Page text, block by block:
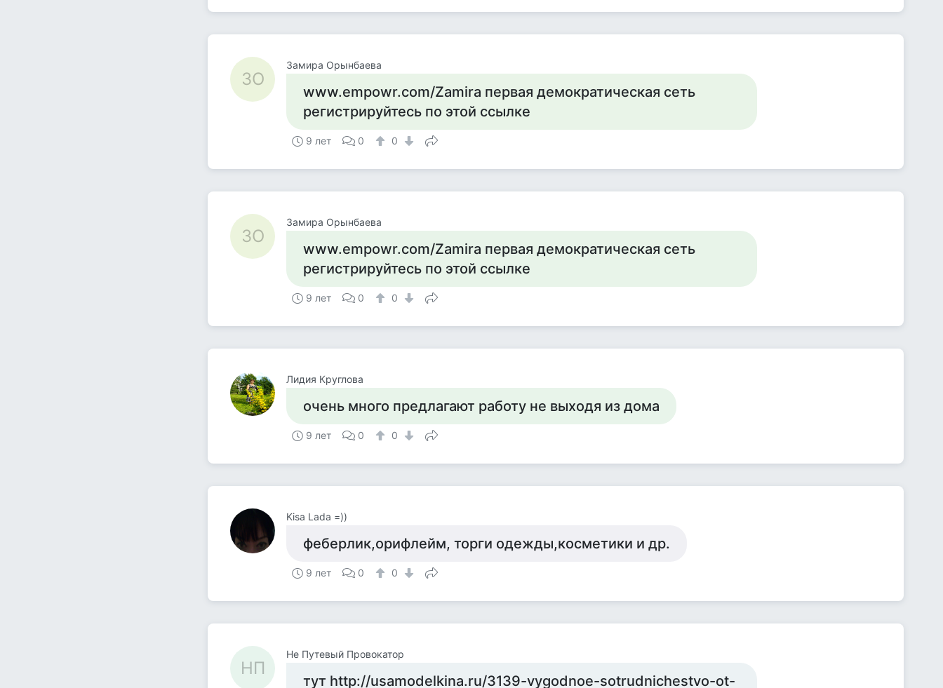
ЗО
Замира Орынбаева
www.empowr.com/Zamira первая демократическая сеть
регистрируйтесь по этой ссылке
9 лет 0 0
ЗО
Замира Орынбаева
www.empowr.com/Zamira первая демократическая сеть
регистрируйтесь по этой ссылке
9 лет 0 0
Лидия Круглова
очень много предлагают работу не выходя из дома
9 лет 0 0
Kisa Lada =))
феберлик,орифлейм, торги одежды,косметики и др.
9 лет 0 0
НП
Не Путевый Провокатор
тут http://usamodelkina.ru/3139-vygodnoe-sotrudnichestvo-ot-